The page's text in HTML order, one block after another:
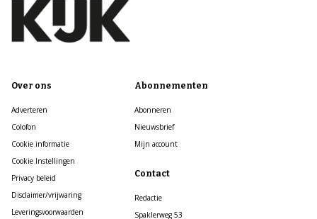
Over ons
Adverteren
Colofon
Cookie informatie
Cookie Instellingen
Privacy beleid
Disclaimer/vrijwaring
Leveringsvoorwaarden
Abonnementen
Abonneren
Nieuwsbrief
Mijn account
Contact
Redactie
Spaklerweg 53